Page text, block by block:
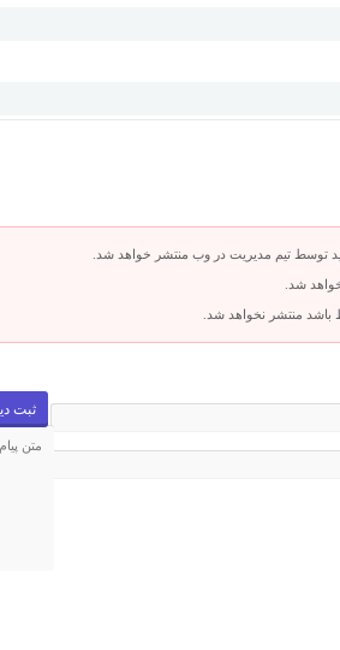
توسط تیم مدیریت در وب منتشر خواهد شد.
شد.
باشد منتشر نخواهد شد.